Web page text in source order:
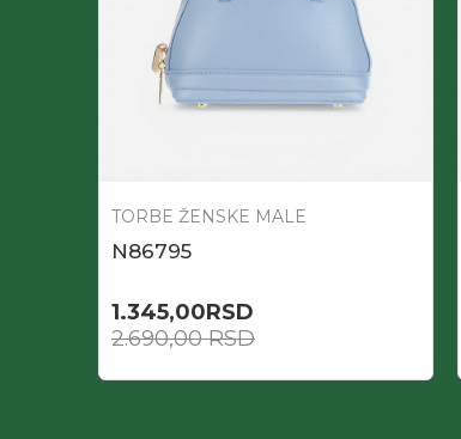
TORBE ŽENSKE MALE
N86795
1.345,00RSD
2.690,00RSD